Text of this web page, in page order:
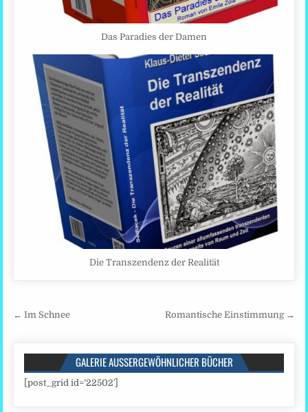
Das Paradies der Damen
Die Transzendenz der Realität
Beitragsnavigation
← Im Schnee Romantische Einstimmung →
GALERIE AUSSERGEWÖHNLICHER BÜCHER
[post_grid id=’22502′]